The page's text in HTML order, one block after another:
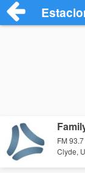
FM 93.7
Clyde,